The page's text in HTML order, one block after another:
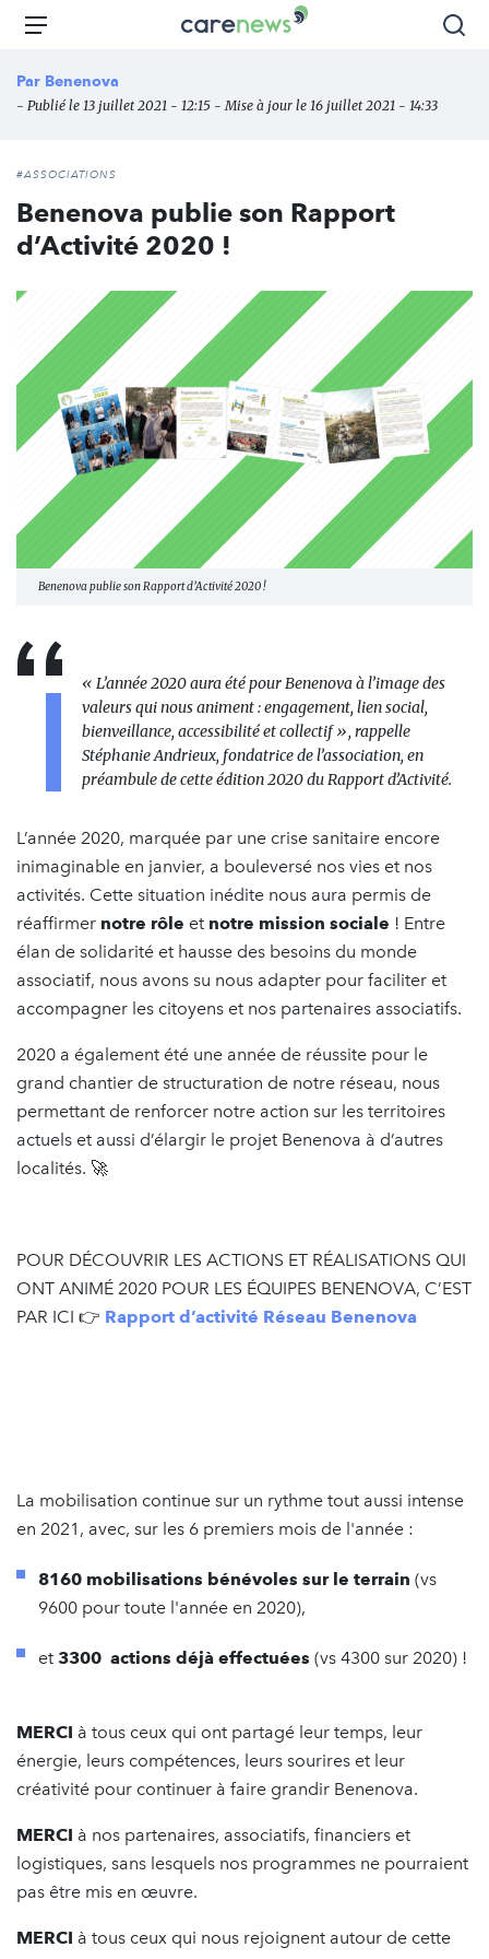
Aller
principal
Carenews,
des
Menu
Par Benenova
- Publié le 13 juillet 2021 - 12:15 - Mise à jour le 16 juillet 2021 - 14:33
#ASSOCIATIONS
Benenova publie son Rapport
d’Activité 2020 !
Benenova publie son Rapport d’Activité 2020 !
« L’année 2020 aura été pour Benenova à l’image des
valeurs qui nous animent : engagement, lien social,
bienveillance, accessibilité et collectif», rappelle
Stéphanie Andrieux, fondatrice de l’association, en
préambule de cette édition 2020 du Rapport d’Activité.
L’année 2020, marquée par une crise sanitaire encore
inimaginable en janvier, a bouleversé nos vies et nos
activités. Cette situation inédite nous aura permis de
réaffirmer notre rôle et notre mission sociale ! Entre
élan de solidarité et hausse des besoins du monde
associatif, nous avons su nous adapter pour faciliter et
accompagner les citoyens et nos partenaires associatifs.
2020 a également été une année de réussite pour le
grand chantier de structuration de notre réseau, nous
permettant de renforcer notre action sur les territoires
actuels et aussi d’élargir le projet Benenova à d’autres
localités. 🚀
POUR DÉCOUVRIR LES ACTIONS ET RÉALISATIONS QUI
ONT ANIMÉ 2020 POUR LES ÉQUIPES BENENOVA, C’EST
PAR ICI 👉 Rapport d’activité Réseau Benenova
La mobilisation continue sur un rythme tout aussi intense
en 2021, avec, sur les 6 premiers mois de l'année :
8160 mobilisations bénévoles sur le terrain (vs
9600 pour toute l'année en 2020),
et 3300 actions déjà effectuées (vs 4300 sur 2020) !
MERCI à tous ceux qui ont partagé leur temps, leur
énergie, leurs compétences, leurs sourires et leur
créativité pour continuer à faire grandir Benenova.
MERCI à nos partenaires, associatifs, financiers et
logistiques, sans lesquels nos programmes ne pourraient
pas être mis en œuvre.
MERCI à tous ceux qui nous rejoignent autour de cette